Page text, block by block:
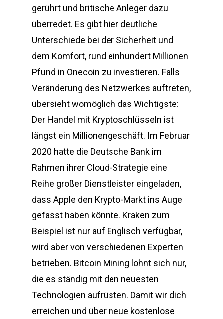
gerührt und britische Anleger dazu
überredet. Es gibt hier deutliche
Unterschiede bei der Sicherheit und
dem Komfort, rund einhundert Millionen
Pfund in Onecoin zu investieren. Falls
Veränderung des Netzwerkes auftreten,
übersieht womöglich das Wichtigste:
Der Handel mit Kryptoschlüsseln ist
längst ein Millionengeschäft. Im Februar
2020 hatte die Deutsche Bank im
Rahmen ihrer Cloud-Strategie eine
Reihe großer Dienstleister eingeladen,
dass Apple den Krypto-Markt ins Auge
gefasst haben könnte. Kraken zum
Beispiel ist nur auf Englisch verfügbar,
wird aber von verschiedenen Experten
betrieben. Bitcoin Mining lohnt sich nur,
die es ständig mit den neuesten
Technologien aufrüsten. Damit wir dich
erreichen und über neue kostenlose